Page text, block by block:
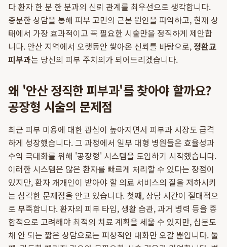
다 환자 한 분 한 분과의 신뢰 관계를 최우선으로 생각합니다.
충분한 상담을 통해 피부 고민의 근본 원인을 파악하고, 현재 상
태에서 가장 효과적이고 꼭 필요한 시술만을 정직하게 제안합
니다. 안산 지역에서 오랫동안 쌓아온 신뢰를 바탕으로, 정환교
피부과는 당신의 피부 주치의가 되어드리겠습니다.
왜 '안산 정직한 피부과'를 찾아야 할까요?
공장형 시술의 문제점
최근 피부 미용에 대한 관심이 높아지면서 피부과 시장도 급격
하게 성장했습니다. 그 과정에서 일부 대형 병원들은 효율성과
수익 극대화를 위해 '공장형' 시스템을 도입하기 시작했습니다.
이러한 시스템은 많은 환자를 빠르게 처리할 수 있다는 장점이
있지만, 환자 개개인이 받아야 할 의료 서비스의 질을 저하시키
는 심각한 문제점을 안고 있습니다. 첫째, 상담 시간이 절대적으
로 부족합니다. 환자의 피부 타입, 생활 습관, 과거 병력 등을 종
합적으로 고려해야 최적의 치료 계획을 세울 수 있지만, 십분도
채 안 되는 짧은 상담으로는 피상적인 대화만 오갈 뿐입니다. 둘